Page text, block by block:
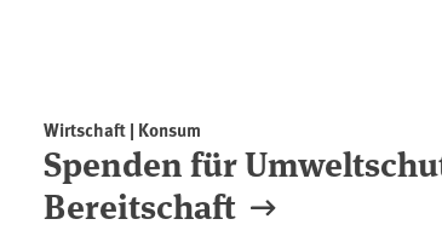
Wirtschaft | Konsum
Spenden für
Bereitschaft